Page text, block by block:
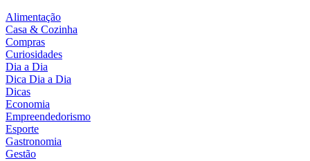
Alimentação
Casa & Cozinha
Compras
Curiosidades
Dia a Dia
Dica Dia a Dia
Dicas
Economia
Empreendedorismo
Esporte
Gastronomia
Gestão